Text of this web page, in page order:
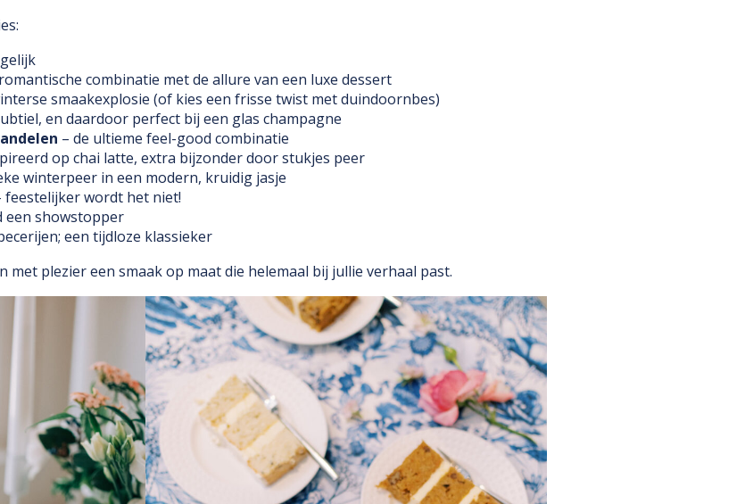
combinatie met de allure van een luxe dessert
smaakexplosie (of kies een frisse twist met duindoornbes)
en daardoor perfect bij een glas champagne
– de ultieme feel-good combinatie
op chai latte, extra bijzonder door stukjes peer
winterpeer in een modern, kruidig jasje
feestelijker wordt het niet!
een showstopper
een tijdloze klassieker
plezier een smaak op maat die helemaal bij jullie verhaal past.